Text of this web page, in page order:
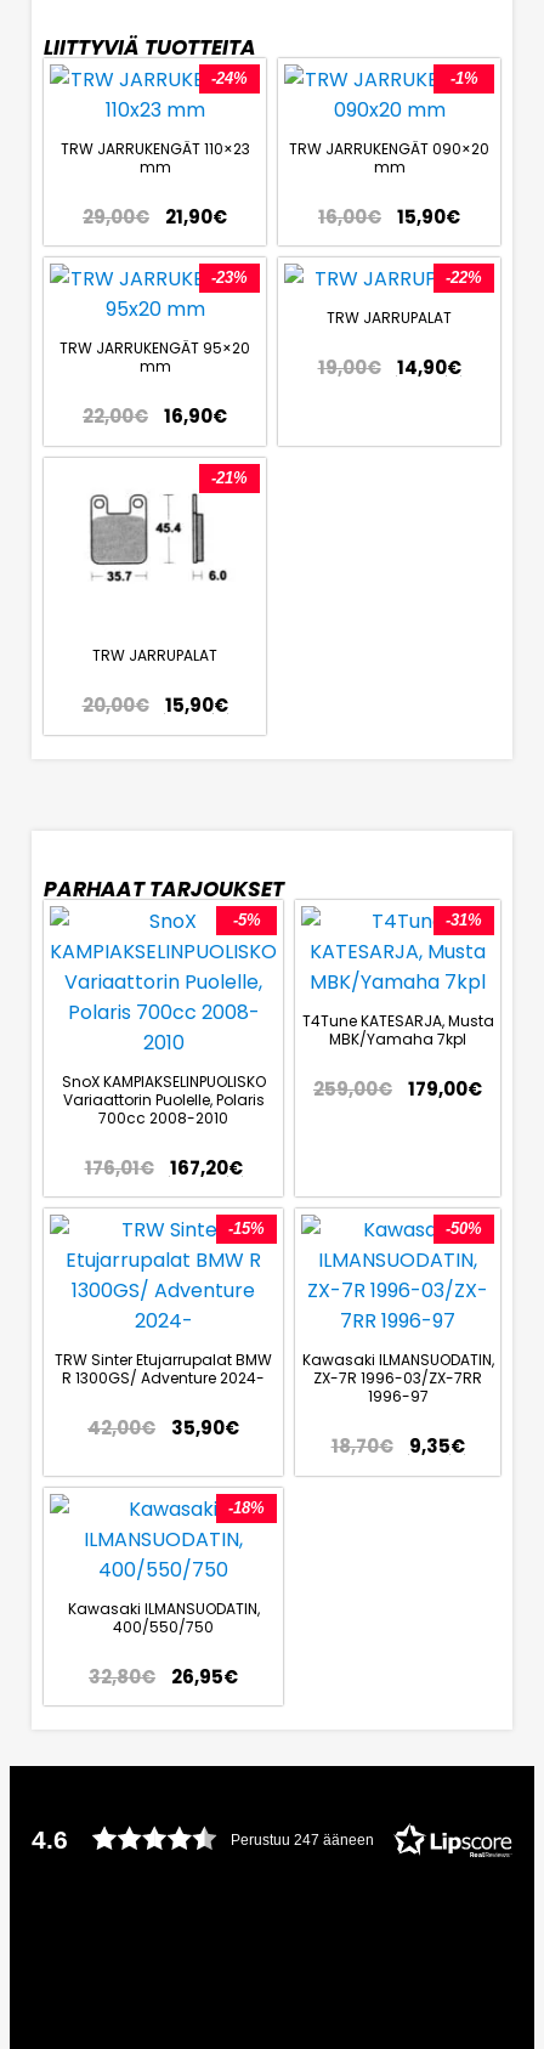
LIITTYVIÄ TUOTTEITA
-24%
TRW JARRUKENGÄT 110×23
mm
29,00€ 21,90€
-1%
TRW JARRUKENGÄT 090×20
mm
16,00€ 15,90€
-23%
TRW JARRUKENGÄT 95×20
mm
22,00€ 16,90€
-22%
TRW JARRUPALAT
19,00€ 14,90€
-21%
TRW JARRUPALAT
20,00€ 15,90€
PARHAAT TARJOUKSET
-5%
SnoX KAMPIAKSELINPUOLISKO
Variaattorin Puolelle, Polaris
700cc 2008-2010
176,01€ 167,20€
-31%
T4Tune KATESARJA, Musta
MBK/Yamaha 7kpl
259,00€ 179,00€
-15%
TRW Sinter Etujarrupalat BMW
R 1300GS/ Adventure 2024-
42,00€ 35,90€
-50%
Kawasaki ILMANSUODATIN,
ZX-7R 1996-03/ZX-7RR
1996-97
18,70€ 9,35€
-18%
Kawasaki ILMANSUODATIN,
400/550/750
32,80€ 26,95€
4.6 Perustuu 247 ääneen